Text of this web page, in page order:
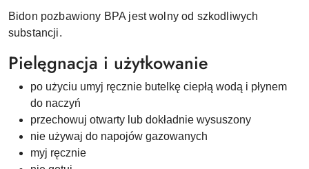
Bidon pozbawiony BPA jest wolny od szkodliwych
substancji.
Pielęgnacja i użytkowanie
po użyciu umyj ręcznie butelkę ciepłą wodą i płynem
do naczyń
przechowuj otwarty lub dokładnie wysuszony
nie używaj do napojów gazowanych
myj ręcznie